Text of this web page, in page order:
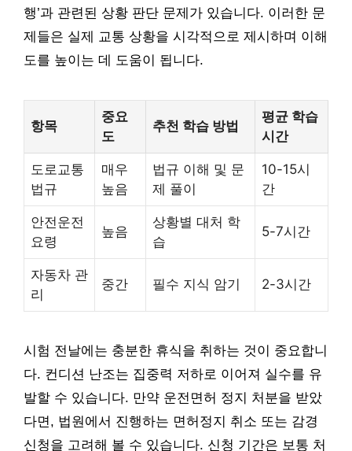
행’과 관련된 상황 판단 문제가 있습니다. 이러한 문
제들은 실제 교통 상황을 시각적으로 제시하며 이해
도를 높이는 데 도움이 됩니다.
항목
중요
도
추천 학습 방법
평균 학습
시간
도로교통
법규
매우
높음
법규 이해 및 문
제 풀이
10-15시
간
안전운전
요령
높음
상황별 대처 학
습
5-7시간
자동차 관
리
중간 필수 지식 암기 2-3시간
시험 전날에는 충분한 휴식을 취하는 것이 중요합니
다. 컨디션 난조는 집중력 저하로 이어져 실수를 유
발할 수 있습니다. 만약 운전면허 정지 처분을 받았
다면, 법원에서 진행하는 면허정지 취소 또는 감경
신청을 고려해 볼 수 있습니다. 신청 기간은 보통 처